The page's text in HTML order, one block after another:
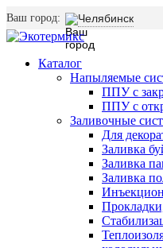
Ваш город: Челябинск
Каталог
Напыляемые
ППУ с
ППУ с
Заливочные
Для
Заливка
Заливка
Заливка